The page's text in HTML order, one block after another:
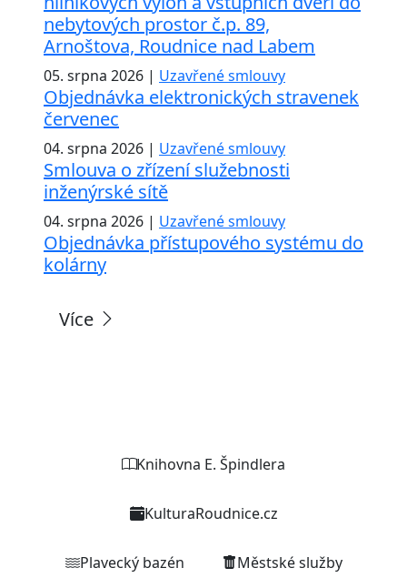
nebytových prostor č.p. 89,
Arnoštova, Roudnice nad Labem
05. srpna 2026 | Uzavřené smlouvy
Objednávka elektronických stravenek
červenec
04. srpna 2026 | Uzavřené smlouvy
Smlouva o zřízení služebnosti
inženýrské sítě
04. srpna 2026 | Uzavřené smlouvy
Objednávka přístupového systému do
kolárny
Více
Knihovna E. Špindlera
KulturaRoudnice.cz
Plavecký bazén Městské služby